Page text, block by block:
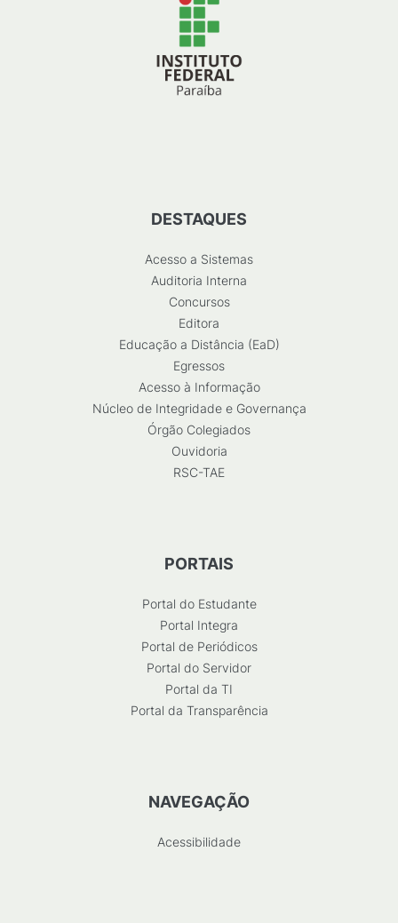
DESTAQUES
Acesso a Sistemas
Auditoria Interna
Concursos
Editora
Educação a Distância (EaD)
Egressos
Acesso à Informação
Núcleo de Integridade e Governança
Órgão Colegiados
Ouvidoria
RSC-TAE
PORTAIS
Portal do Estudante
Portal Integra
Portal de Periódicos
Portal do Servidor
Portal da TI
Portal da Transparência
NAVEGAÇÃO
Acessibilidade